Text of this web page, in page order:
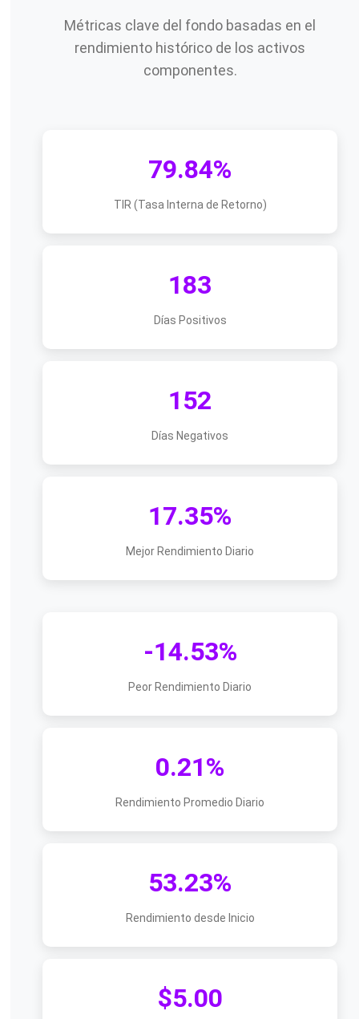
Métricas clave del fondo basadas en el
rendimiento histórico de los activos
componentes.
79.84%
TIR (Tasa Interna de Retorno)
183
Días Positivos
152
Días Negativos
17.35%
Mejor Rendimiento Diario
-14.53%
Peor Rendimiento Diario
0.21%
Rendimiento Promedio Diario
53.23%
Rendimiento desde Inicio
$5.00